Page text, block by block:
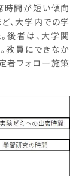
時間が短い傾向
、大学内での学
後者は、大学関
教員にできなか
者フォロー施策